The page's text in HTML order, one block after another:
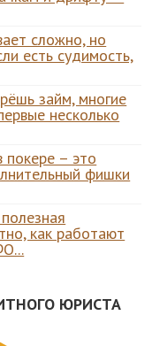
сложно, но
есть судимость,
займ, многие
несколько
– это
фишки
как работают
ЮРИСТА